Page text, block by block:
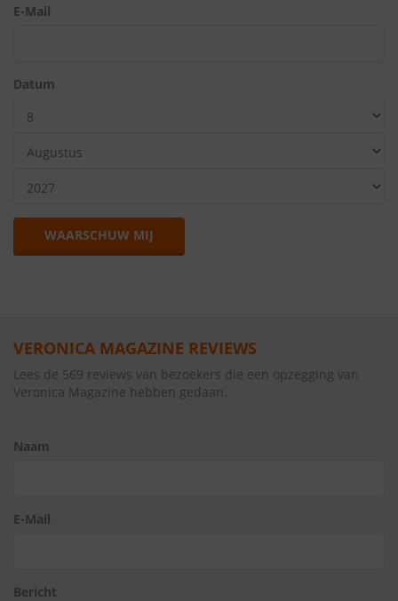
E-Mail
Datum
WAARSCHUW MIJ
VERONICA MAGAZINE REVIEWS
Lees de 569 reviews van bezoekers die een opzegging van
Veronica Magazine hebben gedaan.
Naam
E-Mail
Bericht